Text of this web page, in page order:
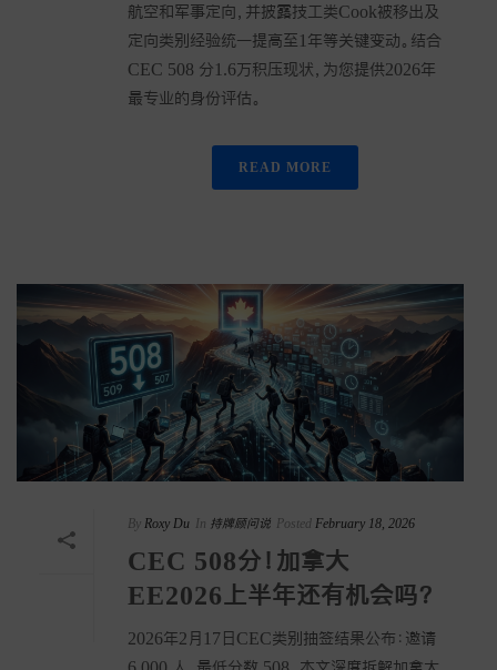
航空和军事定向，并披露技工类Cook被移出及
定向类别经验统一提高至1年等关键变动。结合
CEC 508 分1.6万积压现状，为您提供2026年
最专业的身份评估。
READ MORE
By Roxy Du In 持牌顾问说 Posted February 18, 2026
CEC 508分！加拿大
EE2026上半年还有机会吗？
2026年2月17日CEC类别抽签结果公布：邀请